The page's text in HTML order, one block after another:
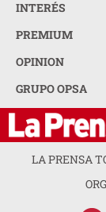
INTERÉS
PREMIUM
OPINION
GRUPO OPSA
LA PRENSA